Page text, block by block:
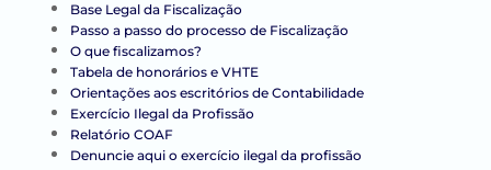
Base Legal da Fiscalização
Passo a passo do processo de Fiscalização
O que fiscalizamos?
Tabela de honorários e VHTE
Orientações aos escritórios de Contabilidade
Exercício Ilegal da Profissão
Relatório COAF
Denuncie aqui o exercício ilegal da profissão